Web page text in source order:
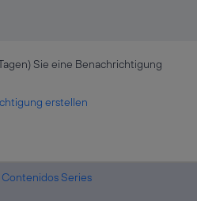
Sie eine Benachrichtigung
erstellen
Series